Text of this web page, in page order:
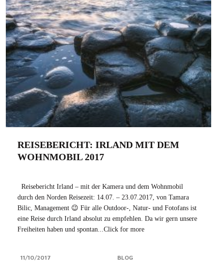
REISEBERICHT: IRLAND MIT DEM
WOHNMOBIL 2017
Reisebericht Irland – mit der Kamera und dem Wohnmobil
durch den Norden Reisezeit: 14.07. – 23.07.2017, von Tamara
Bilic, Management 😉 Für alle Outdoor-, Natur- und Fotofans ist
eine Reise durch Irland absolut zu empfehlen. Da wir gern unsere
Freiheiten haben und spontan...Click for more
11/10/2017 BLOG